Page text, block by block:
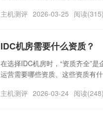
结合2026年行业最新数据，拆解
主机测评 2026-03-25 阅读
IDC机房需要什么资质？
在选择IDC机房时，“资质齐全”
运营需要哪些资质、这些资质有
务稳定的“基础保障”。
主机测评 2026-03-24 阅读